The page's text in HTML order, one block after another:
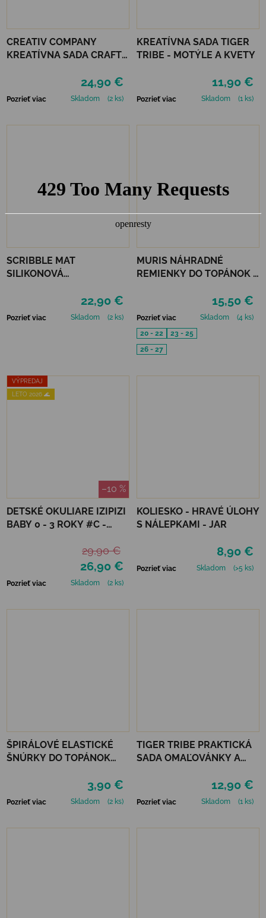
CREATIV COMPANY
KREATÍVNA SADA CRAFT
24,90 €
Pozrieť viac Skladom (2 ks)
KREATÍVNA SADA TIGER
TRIBE - MOTÝLE A KVETY
11,90 €
Pozrieť viac Skladom (1 ks)
SCRIBBLE MAT
SILIKONOVÁ
22,90 €
Pozrieť viac Skladom (2 ks)
MURIS NÁHRADNÉ
REMIENKY DO TOPÁNOK 3
15,50 €
Pozrieť viac Skladom
(4 ks)
20 - 22
23 - 25
26 - 27
VÝPREDAJ
LETO 2026 🌊
–10 %
DETSKÉ OKULIARE IZIPIZI
BABY 0 - 3 ROKY #C -
26,90 €
29,90 €
Pozrieť viac Skladom (2 ks)
KOLIESKO - HRAVÉ ÚLOHY
S NÁLEPKAMI - JAR
8,90 €
Pozrieť viac Skladom (>5 ks)
ŠPIRÁLOVÉ ELASTICKÉ
ŠNÚRKY DO TOPÁNOK
3,90 €
Pozrieť viac Skladom (2 ks)
TIGER TRIBE PRAKTICKÁ
SADA OMAĽOVÁNKY A
12,90 €
Pozrieť viac Skladom (1 ks)